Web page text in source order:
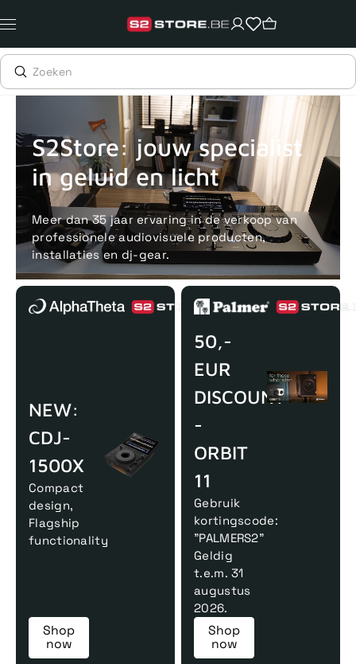
naar
content
Voor 15uur besteld, zelfde dag verstuurd Echte winkel +35
S2Store: jouw specialist
in geluid en licht
Meer dan 35 jaar ervaring in de verkoop van
professionele audiovisuele producten,
installaties en dj-gear.
NEW:
CDJ-
1500X
Compact
design,
Flagship
functionality
Shop
now
50,-
EUR
DISCOUNT
-
ORBIT
11
Gebruik
kortingscode:
"PALMERS2"
Geldig
t.e.m. 31
augustus
2026.
Shop
now